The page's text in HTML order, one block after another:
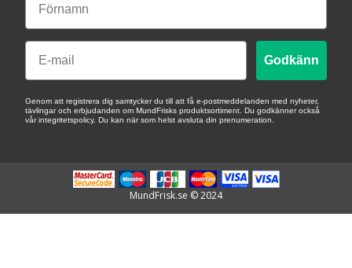
Email
Godkänn
Genom att registrera dig samtycker du till att få e-postmeddelanden med nyheter,
tävlingar och erbjudanden om MundFrisks produktsortiment. Du godkänner också
vår integritetspolicy. Du kan när som helst avsluta din prenumeration.
MundFrisk.se © 2024